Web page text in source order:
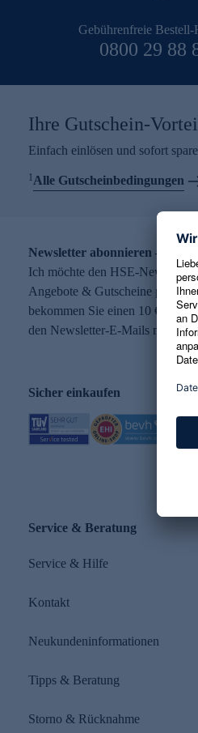
Gebührenfreie
0800 29 88
Ihre Gutschein-
Einfach einlösen und sofort
1Alle Gutscheinbedingungen
Newsletter abonnieren – 10 €
Ich möchte den HSE-Newsletter
Angebote & Gutscheine per E-
bekommen Sie einen 10 €
den Newsletter-E-Mails möglich.
Sicher einkaufen
Service & Beratung
Service & Hilfe
Kontakt
Neukundeninformationen
Tipps & Beratung
Storno & Rücknahme